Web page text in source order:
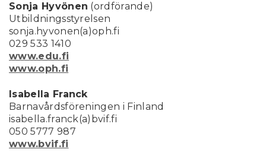
Sonja Hyvönen (ordförande)
Utbildningsstyrelsen
sonja.hyvonen(a)oph.fi
029 533 1410
www.edu.fi
www.oph.fi
Isabella Franck
Barnavårdsföreningen i Finland
isabella.franck(a)bvif.fi
050 5777 987
www.bvif.fi